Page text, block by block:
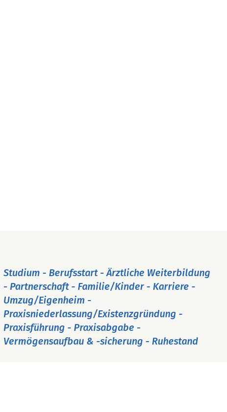
Studium - Berufsstart - Ärztliche Weiterbildung
- Partnerschaft - Familie/Kinder - Karriere -
Umzug/Eigenheim -
Praxisniederlassung/Existenzgründung -
Praxisführung - Praxisabgabe -
Vermögensaufbau & -sicherung - Ruhestand